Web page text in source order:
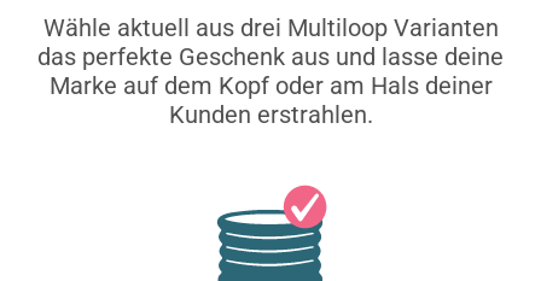
Wähle aktuell aus drei Multiloop Varianten
das perfekte Geschenk aus und lasse deine
Marke auf dem Kopf oder am Hals deiner
Kunden erstrahlen.